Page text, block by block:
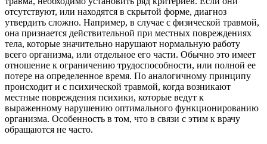
отсутствуют, или находятся в скрытой форме, диагноз
утвердить сложно. Например, в случае с физической травмой,
она признается действительной при местных повреждениях
тела, которые значительно нарушают нормальную работу
всего организма, или отдельное его части. Обычно это имеет
отношение к ограничению трудоспособности, или полной ее
потере на определенное время. По аналогичному принципу
происходит и с психической травмой, когда возникают
местные повреждения психики, которые ведут к
выраженному нарушению оптимального функционированию
организма. Особенность в том, что в связи с этим к врачу
обращаются не часто.